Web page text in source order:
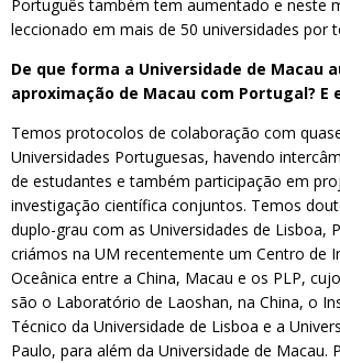
Português também tem aumentado e neste
leccionado em mais de 50 universidades por
De que forma a Universidade de Macau
aproximação de Macau com Portugal? E
Temos protocolos de colaboração com
Universidades Portuguesas, havendo
de estudantes e também participação em
investigação científica conjuntos. Temos
duplo-grau com as Universidades de Lisboa,
criámos na UM recentemente um Centro de
Oceânica entre a China, Macau e os PLP,
são o Laboratório de Laoshan, na China, o
Técnico da Universidade de Lisboa e a
Paulo, para além da Universidade de Macau.